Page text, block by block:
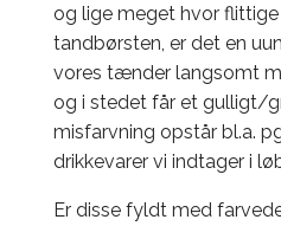
og lige meget hvor
tandbørsten, er det en
vores tænder langsomt
og i stedet får et gulligt/
misfarvning opstår bl.a.
drikkevarer vi indtager i
Er disse fyldt med